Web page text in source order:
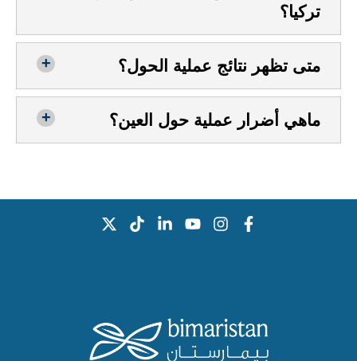
تركيا؟
متى تظهر نتائج عملية الحول؟
ماهي أضرار عملية حول العين؟